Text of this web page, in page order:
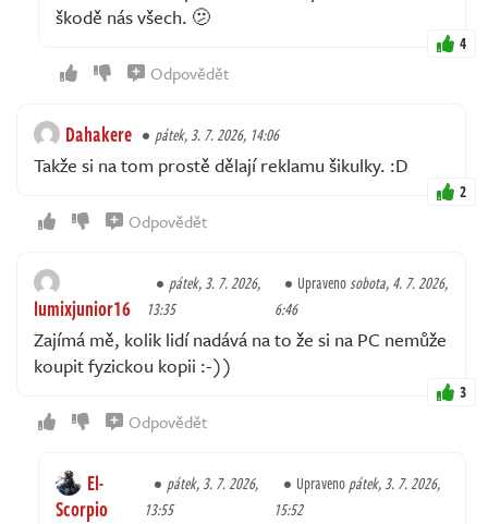
škodě nás všech. 🫤
4
Odpovědět
Dahakere pátek, 3. 7. 2026, 14:06
Takže si na tom prostě dělají reklamu šikulky. :D
2
Odpovědět
lumixjunior16
pátek, 3. 7. 2026,
13:35
Upravenosobota, 4. 7. 2026,
6:46
Zajímá mě, kolik lidí nadává na to že si na PC nemůže
koupit fyzickou kopii :-))
3
Odpovědět
El-
Scorpio
pátek, 3. 7. 2026,
13:55
Upravenopátek, 3. 7. 2026,
15:52